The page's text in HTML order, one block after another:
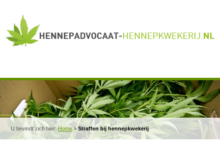
U bevindt zich hier:Home>Straffen bij hennepkwekerij